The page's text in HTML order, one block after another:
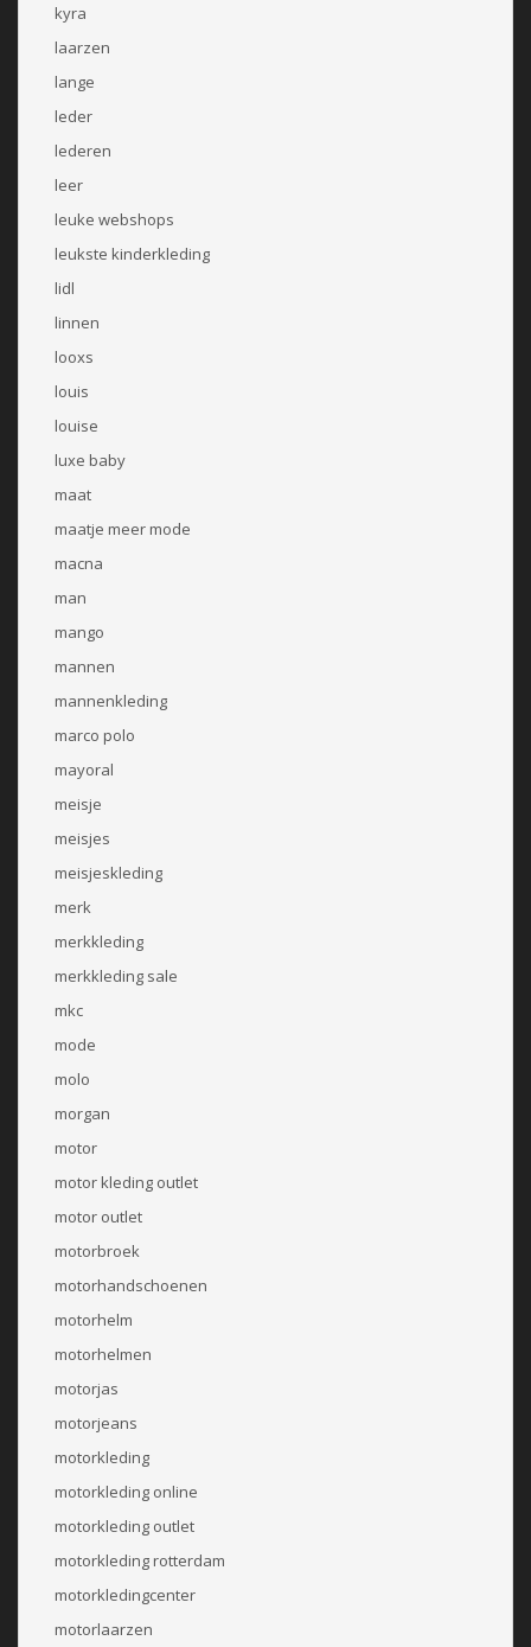
kyra
laarzen
lange
leder
lederen
leer
leuke webshops
leukste kinderkleding
lidl
linnen
looxs
louis
louise
luxe baby
maat
maatje meer mode
macna
man
mango
mannen
mannenkleding
marco polo
mayoral
meisje
meisjes
meisjeskleding
merk
merkkleding
merkkleding sale
mkc
mode
molo
morgan
motor
motor kleding outlet
motor outlet
motorbroek
motorhandschoenen
motorhelm
motorhelmen
motorjas
motorjeans
motorkleding
motorkleding online
motorkleding outlet
motorkleding rotterdam
motorkledingcenter
motorlaarzen